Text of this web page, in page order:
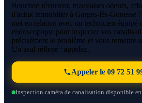
Bouchon récurrent, mauvaises odeurs,
d'achat immobilier à Garges-lès-Gonesse
met en relation avec un technicien équipé
endoscopique pour inspecter vos
précisément le problème et vous remettre
Un seul réflexe : appelez.
Appeler le 09 72 51
Inspection caméra de canalisation disponible